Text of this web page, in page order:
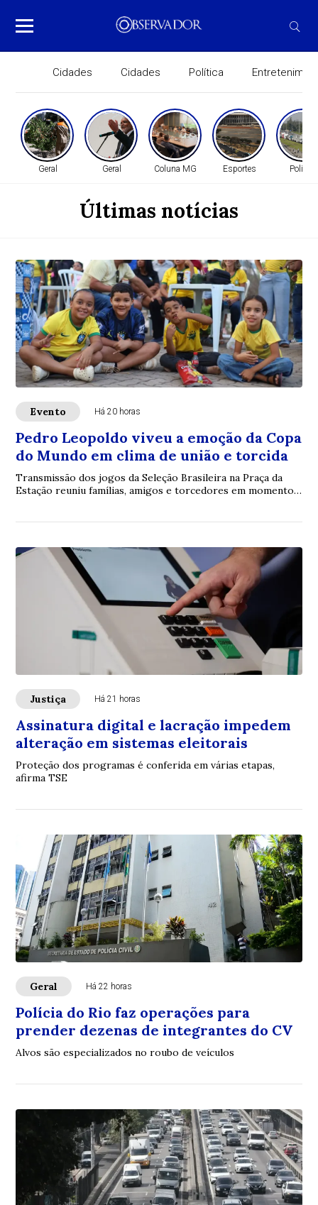
Cidades Cidades Política
Geral Geral Coluna MG Esportes Política
Últimas notícias
Evento Há 20 horas
Pedro Leopoldo viveu a emoção da Copa
do Mundo em clima de união e torcida
Transmissão dos jogos da Seleção Brasileira na Praça da
Estação reuniu famílias, amigos e torcedores em momentos
Justiça Há 21 horas
Assinatura digital e lacração impedem
alteração em sistemas eleitorais
Proteção dos programas é conferida em várias etapas,
afirma TSE
Geral Há 22 horas
Polícia do Rio faz operações para
prender dezenas de integrantes do CV
Alvos são especializados no roubo de veículos